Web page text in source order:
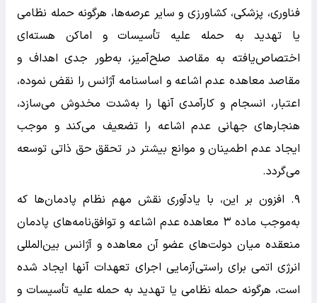
فناوری، پزشکی، کشاورزی و سایر عرصه‌ها، هرگونه حمله نظامی
یا تهدید به حمله علیه تأسیسات و اماکن هسته‌ای
اختصاص‌یافته به مقاصد صلح‌آمیز، به‌طور جدی اهداف و
مقاصد معاهده عدم اشاعه و اساسنامه آژانس را نقض نموده،
اعتبار، انسجام و کارآمدی آنها را به‌شدت مخدوش می‌سازد،
هنجار‌های جهانی عدم اشاعه را تضعیف می‌کند و موجب
ایجاد عدم اطمینان و موانع بیشتر در تحقق حق ذاتی توسعه
می‌گردد.
۹. افزون بر این، با یادآوری نقش مهم نظام پادمان‌ها که
به‌موجب ماده ۳ معاهده عدم اشاعه و توافق‌نامه‌های پادمان
منعقده میان دولت‌های عضو آن معاهده و آژانس بین‌المللی
انرژی اتمی برای راستی‌آزمایی اجرای تعهدات آنها ایجاد شده
است، هرگونه حمله نظامی یا تهدید به حمله علیه تأسیسات و